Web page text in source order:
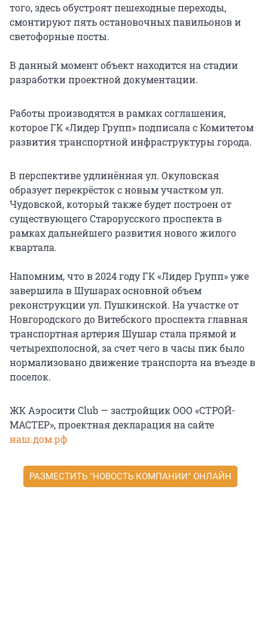
того, здесь обустроят пешеходные переходы,
смонтируют пять остановочных павильонов и
светофорные посты.
В данный момент объект находится на стадии
разработки проектной документации.
Работы производятся в рамках соглашения,
которое ГК «Лидер Групп» подписала с Комитетом
развития транспортной инфраструктуры города.
В перспективе удлинённая ул. Окуловская
образует перекрёсток с новым участком ул.
Чудовской, который также будет построен от
существующего Старорусского проспекта в
рамках дальнейшего развития нового жилого
квартала.
Напомним, что в 2024 году ГК «Лидер Групп» уже
завершила в Шушарах основной объем
реконструкции ул. Пушкинской. На участке от
Новгородского до Витебского проспекта главная
транспортная артерия Шушар стала прямой и
четырехполосной, за счет чего в часы пик было
нормализовано движение транспорта на въезде в
поселок.
ЖК Аэросити Club — застройщик ООО «СТРОЙ-
МАСТЕР», проектная декларация на сайте
наш.дом.рф
РАЗМЕСТИТЬ "НОВОСТЬ КОМПАНИИ" ОНЛАЙН